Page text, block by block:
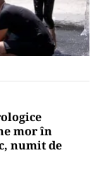
mor în
numit de